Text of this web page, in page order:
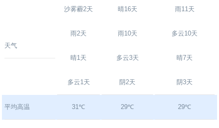
天气
沙雾霾2天
雨2天
晴1天
多云1天
晴16天
雨10天
多云3天
阴2天
雨11天
多云10天
晴7天
阴3天
平均高温 31℃ 29℃ 29℃